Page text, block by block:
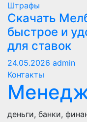
Штрафы
Скачать
быстрое и
для ставок
24.05.2026 admin
Контакты
деньги, банки,